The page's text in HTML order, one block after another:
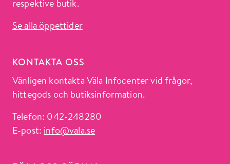
respektive butik.
Se alla öppettider
KONTAKTA OSS
Vänligen kontakta Väla Infocenter vid frågor,
hittegods och butiksinformation.
Telefon: 042-248280
E-post: info@vala.se